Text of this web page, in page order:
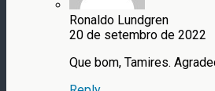
Ronaldo Lundgren
20 de setembro de 2022
Que bom, Tamires.